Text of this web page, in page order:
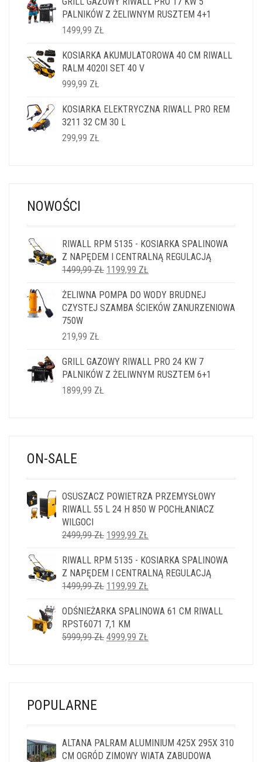
PALNIKÓW Z ŻELIWNYM RUSZTEM 4+1
1499,99 ZŁ
KOSIARKA AKUMULATOROWA 40 CM RIWALL
RALM 4020I SET 40 V
999,99 ZŁ
KOSIARKA ELEKTRYCZNA RIWALL PRO REM
3211 32 CM 30 L
299,99 ZŁ
NOWOŚCI
RIWALL RPM 5135 - KOSIARKA SPALINOWA
Z NAPĘDEM I CENTRALNĄ REGULACJĄ
1499,99ZŁ PIERWOTNA
WYNOSIŁA:
1499,99 ZŁ.
1199,99 ZŁ
WYNOSI:
1199,99 ZŁ.
ŻELIWNA POMPA DO WODY BRUDNEJ
CZYSTEJ SZAMBA ŚCIEKÓW ZANURZENIOWA
750W
219,99 ZŁ
GRILL GAZOWY RIWALL PRO 24 KW 7
PALNIKÓW Z ŻELIWNYM RUSZTEM 6+1
1899,99 ZŁ
ON-SALE
OSUSZACZ POWIETRZA PRZEMYSŁOWY
RIWALL 55 L 24 H 850 W POCHŁANIACZ
WILGOCI
2499,99ZŁ PIERWOTNA
WYNOSIŁA:
2499,99 ZŁ.
1999,99 ZŁ
WYNOSI:
1999,99 ZŁ.
RIWALL RPM 5135 - KOSIARKA SPALINOWA
Z NAPĘDEM I CENTRALNĄ REGULACJĄ
1499,99ZŁ PIERWOTNA
WYNOSIŁA:
1499,99 ZŁ.
1199,99 ZŁ
WYNOSI:
ODŚNIEŻARKA SPALINOWA 61 CM RIWALL
RPST6071 7,1 KM
5999,99ZŁ PIERWOTNA
4999,99 ZŁ
POPULARNE
ALTANA PALRAM ALUMINIUM 425X 295X 310
CM OGRÓD ZIMOWY WIATA ZABUDOWA